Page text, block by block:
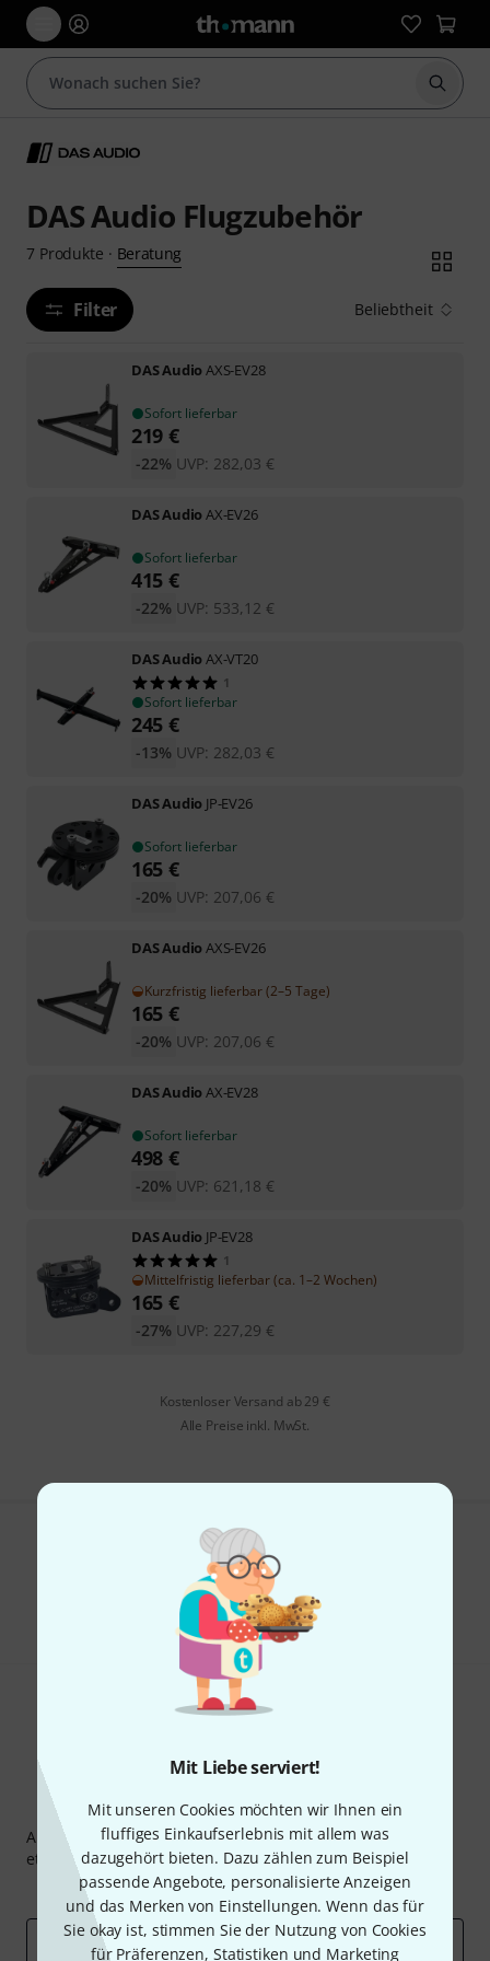
Mit Liebe serviert!
Mit unseren Cookies möchten wir Ihnen ein
fluffiges Einkaufserlebnis mit allem was
dazugehört bieten. Dazu zählen zum Beispiel
passende Angebote, personalisierte Anzeigen
und das Merken von Einstellungen. Wenn das für
Sie okay ist, stimmen Sie der Nutzung von Cookies
für Präferenzen, Statistiken und Marketing
Suche
DAS Audio Flugzubehör
7 Produkte · Beratung
Filter Beliebtheit
DAS AudioAXS-EV28
Sofort lieferbar
219 €
UVP: 282,03 €
-22%
DAS AudioAX-EV26
Sofort lieferbar
415 €
UVP: 533,12 €
-22%
DAS AudioAX-VT20
1
Sofort lieferbar
245 €
UVP: 282,03 €
-13%
DAS Audio JP-EV26
Sofort lieferbar
165 €
UVP: 207,06 €
-20%
DAS AudioAXS-EV26
Kurzfristig lieferbar (2–5 Tage)
165 €
UVP: 207,06 €
-20%
DAS AudioAX-EV28
Sofort lieferbar
498 €
UVP: 621,18 €
-20%
DAS Audio JP-EV28
1
Mittelfristig lieferbar (ca. 1–2 Wochen)
165 €
UVP: 227,29 €
-27%
Kostenloser Versand ab 29 €
Alle Preise inkl. MwSt.
Gefällt Ihnen, was Sie sehen?
Teilen Hilfe & Feedback
Thomann Newsletter
Abonniere den Thomann Newsletter und gewinne mit
etwas Glück einen von50 Gutscheinenüber jeweils
Inspirierende Beiträge
Deals Thomann Insights
E-Mail-Adresse